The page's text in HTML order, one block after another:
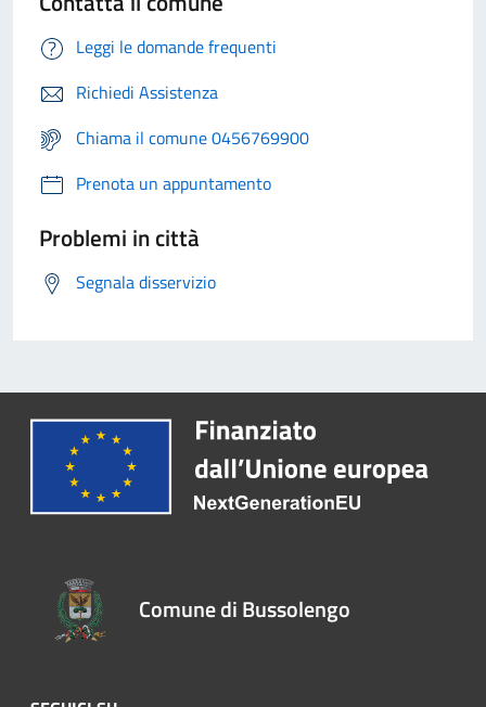
Leggi le domande frequenti
Richiedi Assistenza
Chiama il comune 0456769900
Prenota un appuntamento
Problemi in città
Segnala disservizio
Comune di Bussolengo